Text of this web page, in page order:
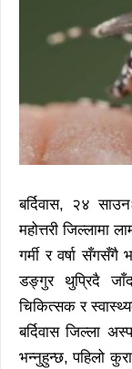
बर्दिवास, २४
महोत्तरी जिल्लामा
गर्मी र वर्षा
डङ्गुर थुप्रिदै
चिकित्सक र
बर्दिवास जिल्ला
भन्नुहुन्छ, पहिलो